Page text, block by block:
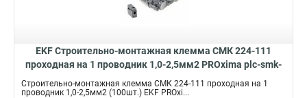
EKF Строительно-монтажная клемма СМК 224-111
проходная на 1 проводник 1,0-2,5мм2 PROxima plc-smk-
111
Строительно-монтажная клемма СМК 224-111 проходная на 1
проводник 1,0-2,5мм2 (100шт.) EKF PROxi...